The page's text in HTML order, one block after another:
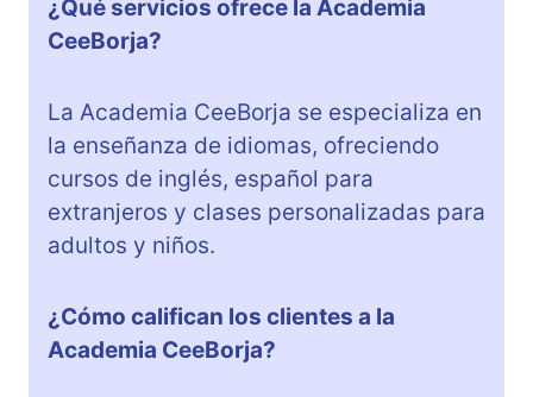
¿Qué servicios ofrece la Academia
CeeBorja?
La Academia CeeBorja se especializa en
la enseñanza de idiomas, ofreciendo
cursos de inglés, español para
extranjeros y clases personalizadas para
adultos y niños.
¿Cómo califican los clientes a la
Academia CeeBorja?